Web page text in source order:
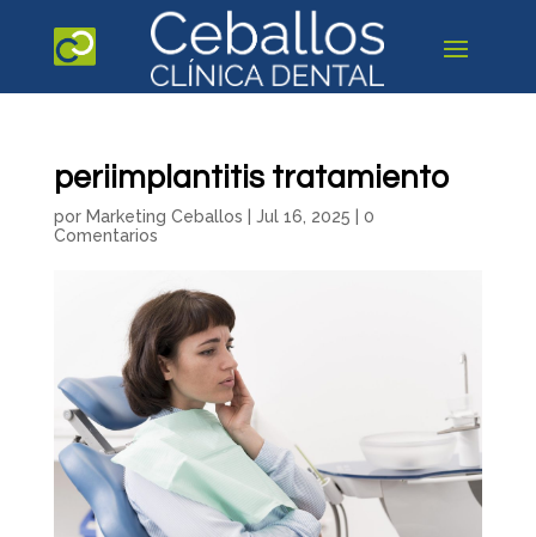
periimplantitis tratamiento
por Marketing Ceballos Jul 16, 2025
0
Comentarios